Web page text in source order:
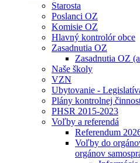
Starosta
Poslanci OZ
Komisie OZ
Hlavný kontrolór obce
Zasadnutia OZ
Zasadnutia OZ
Naše školy
VZN
Ubytovanie -
Plány kontrolnej
PHSR 2015-2023
Voľby a referendá
Referendum
Voľby do
orgánov